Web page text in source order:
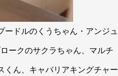
ドルのくうちゃん・アンジュ
ークのサクラちゃん、マルチ
くん、キャバリアキングチャー